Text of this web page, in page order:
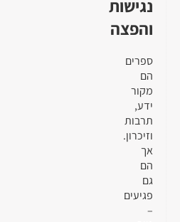
נגישות
והפצה
ספרים
הם
מקור
ידע,
תרבות
וזיכרון.
אך
הם
גם
פגיעים
–